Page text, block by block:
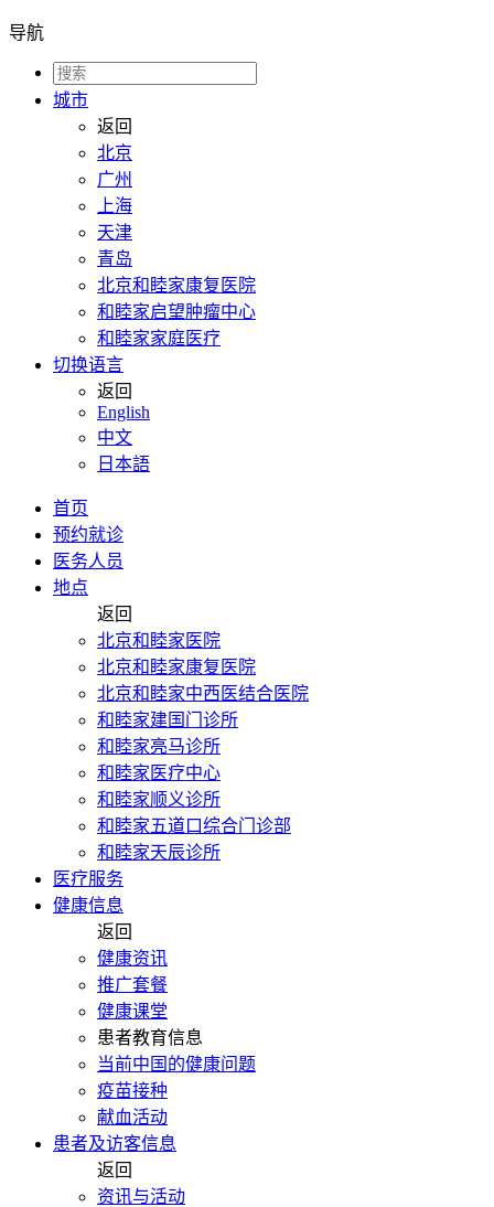
导航
城市
返回
北京
广州
上海
天津
青岛
北京和睦家康复医院
和睦家启望肿瘤中心
和睦家家庭医疗
切换语言
返回
English
中文
日本語
首页
预约就诊
医务人员
地点
返回
北京和睦家医院
北京和睦家康复医院
北京和睦家中西医结合医院
和睦家建国门诊所
和睦家亮马诊所
和睦家医疗中心
和睦家顺义诊所
和睦家五道口综合门诊部
和睦家天辰诊所
医疗服务
健康信息
返回
健康资讯
推广套餐
健康课堂
患者教育信息
当前中国的健康问题
疫苗接种
献血活动
患者及访客信息
返回
资讯与活动